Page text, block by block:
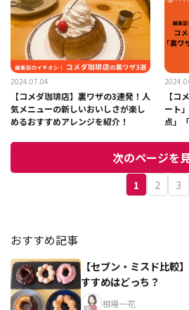
2024.07.04
【コメダ珈琲店】裏ワザの3連発！人
気メニューの新しいおいしさが楽し
めるおすすめアレンジを紹介！
【コ
ート
点」
次のページを
1 2 3
おすすめ記事
【セブン・ミスド比較
すすめはどっち？
相場一花